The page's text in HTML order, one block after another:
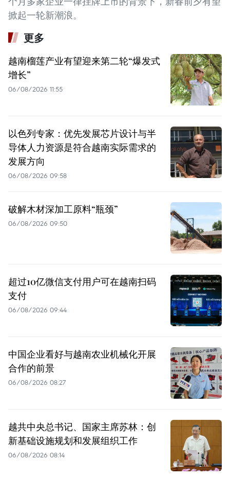
掀起一轮新潮浪。
更多
越南榴莲产业有望迎来第二轮“爆发式
增长”
06/08/2026 11:55
以色列专家：优先发展芯片设计与半
导体人力资源是符合越南实际需求的
发展方向
06/08/2026 09:58
破解木材深加工原料“瓶颈”
06/08/2026 09:50
超过10亿微信支付用户可在越南扫码
支付
06/08/2026 09:44
中国企业看好与越南农业机械化开展
合作的前景
06/08/2026 08:27
越共中央总书记、国家主席苏林：创
新基础设施规划和发展组织工作
06/08/2026 08:14